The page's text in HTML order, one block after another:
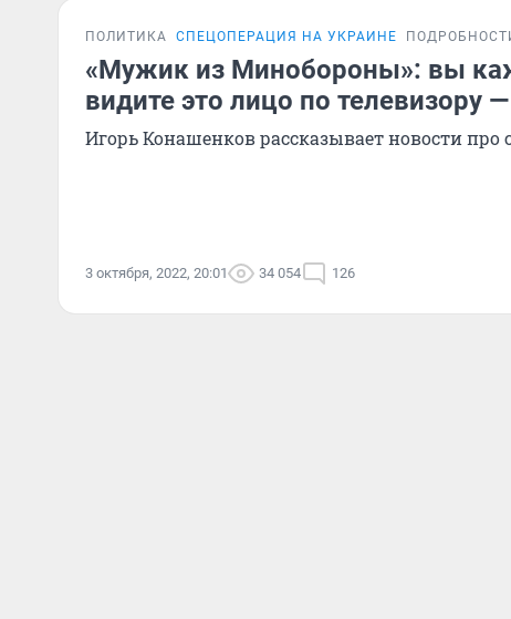
ПОЛИТИКА СПЕЦОПЕРАЦИЯ НА УКРАИНЕ
«Мужик из Минобороны»: вы
видите это лицо по телевизору
Игорь Конашенков рассказывает новости про
3 октября, 2022, 20:01 34 054 126